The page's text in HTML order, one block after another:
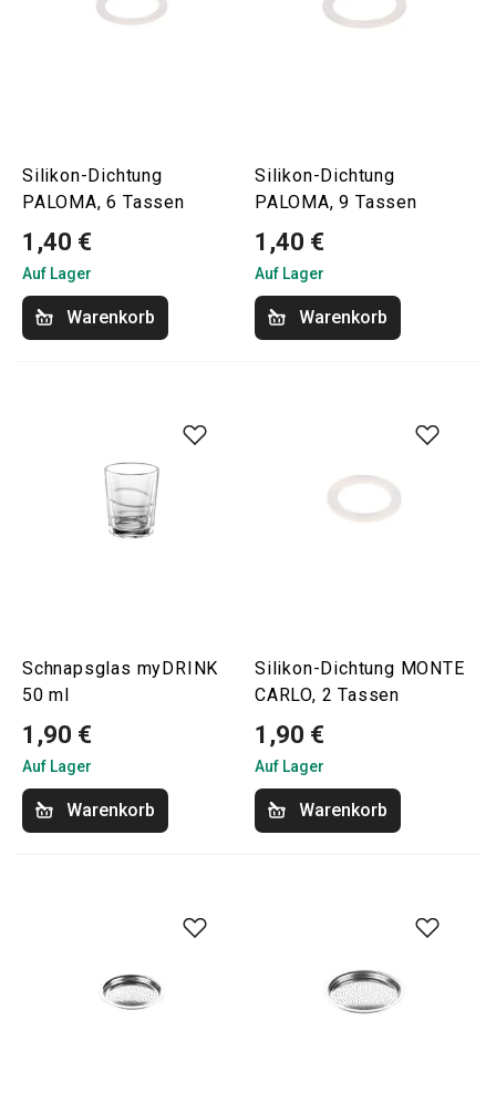
Silikon-Dichtung
PALOMA, 6 Tassen
1,40 €
Auf Lager
Warenkorb
Silikon-Dichtung
PALOMA, 9 Tassen
1,40 €
Auf Lager
Warenkorb
Schnapsglas myDRINK
50 ml
1,90 €
Auf Lager
Warenkorb
Silikon-Dichtung MONTE
CARLO, 2 Tassen
1,90 €
Auf Lager
Warenkorb